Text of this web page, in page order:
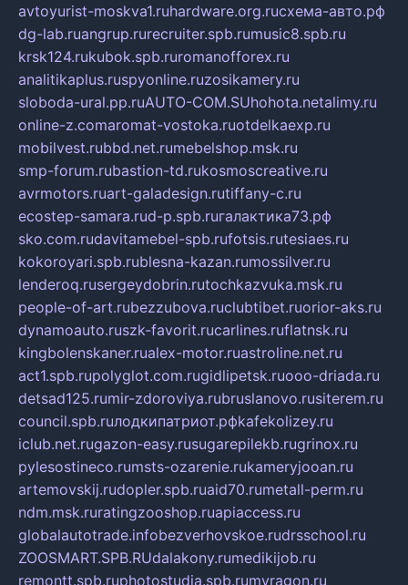
avtoyurist-moskva1.ruhardware.org.ruсхема-авто.рф
dg-lab.ruangrup.rurecruiter.spb.rumusic8.spb.ru
krsk124.rukubok.spb.ruromanofforex.ru
analitikaplus.ruspyonline.ruzosikamery.ru
sloboda-ural.pp.ruAUTO-COM.SUhohota.netalimy.ru
online-z.comaromat-vostoka.ruotdelkaexp.ru
mobilvest.rubbd.net.rumebelshop.msk.ru
smp-forum.rubastion-td.rukosmoscreative.ru
avrmotors.ruart-galadesign.rutiffany-c.ru
ecostep-samara.rud-p.spb.ruгалактика73.рф
sko.com.rudavitamebel-spb.rufotsis.rutesiaes.ru
kokoroyari.spb.rublesna-kazan.rumossilver.ru
lenderoq.rusergeydobrin.rutochkazvuka.msk.ru
people-of-art.rubezzubova.ruclubtibet.ruorior-aks.ru
dynamoauto.ruszk-favorit.rucarlines.ruflatnsk.ru
kingbolenskaner.rualex-motor.ruastroline.net.ru
act1.spb.rupolyglot.com.rugidlipetsk.ruooo-driada.ru
detsad125.rumir-zdoroviya.rubruslanovo.rusiterem.ru
council.spb.ruлодкипатриот.рфkafekolizey.ru
iclub.net.rugazon-easy.rusugarepilekb.rugrinox.ru
pylesostineco.rumsts-ozarenie.rukameryjooan.ru
artemovskij.rudopler.spb.ruaid70.rumetall-perm.ru
ndm.msk.ruratingzooshop.ruapiaccess.ru
globalautotrade.infobezverhovskoe.rudrsschool.ru
ZOOSMART.SPB.RUdalakony.rumedikijob.ru
remontt.spb.ruphotostudia.spb.rumyragon.ru